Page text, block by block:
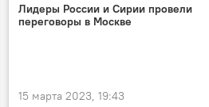
Лидеры России и Сирии провели
переговоры в Москве
15 марта 2023, 19:43